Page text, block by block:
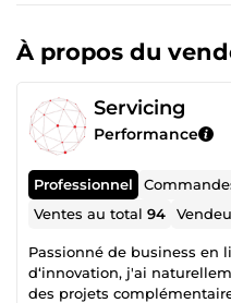
À propos du
Servicing
Performance
Professionnel
Ventes au total94
Passionné de business en
d‘innovation, j'ai
des projets